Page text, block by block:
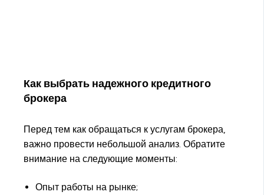
Как выбрать надежного кредитного
брокера
Перед тем как обращаться к услугам брокера,
важно провести небольшой анализ. Обратите
внимание на следующие моменты:
Опыт работы на рынке;